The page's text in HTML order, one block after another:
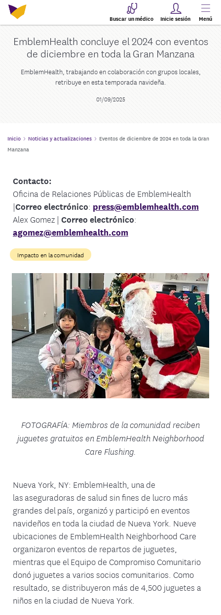
Buscar un médico Inicie sesión Menú
EmblemHealth concluye el 2024 con eventos
de diciembre en toda la Gran Manzana
EmblemHealth, trabajando en colaboración con grupos locales,
retribuye en esta temporada navideña.
01/09/2025
Inicio Noticias y actualizaciones
Eventos de diciembre de 2024 en toda la Gran
Manzana
Contacto:
Oficina de Relaciones Públicas de EmblemHealth
|Correo electrónico: press@emblemhealth.com
Alex Gomez | Correo electrónico:
agomez@emblemhealth.com
Impacto en la comunidad
FOTOGRAFÍA: Miembros de la comunidad reciben
juguetes gratuitos en EmblemHealth Neighborhood
Care Flushing.
Nueva York, NY: EmblemHealth, una de
las aseguradoras de salud sin fines de lucro más
grandes del país, organizó y participó en eventos
navideños en toda la ciudad de Nueva York. Nueve
ubicaciones de EmblemHealth Neighborhood Care
organizaron eventos de repartos de juguetes,
mientras que el Equipo de Compromiso Comunitario
donó juguetes a varios socios comunitarios. Como
resultado, se distribuyeron más de 4,500 juguetes a
niños en la ciudad de Nueva York.